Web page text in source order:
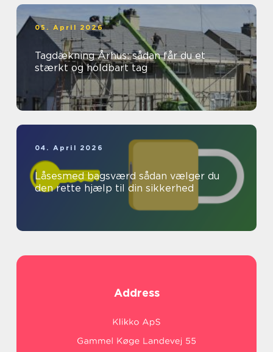
05. April 2026
Tagdækning Århus: sådan får du et
stærkt og holdbart tag
04. April 2026
Låsesmed bagsværd sådan vælger du
den rette hjælp til din sikkerhed
Address